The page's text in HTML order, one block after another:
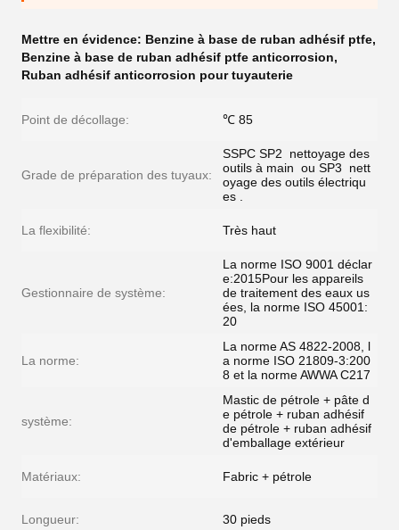
Mettre en évidence: Benzine à base de ruban adhésif ptfe,
Benzine à base de ruban adhésif ptfe anticorrosion,
Ruban adhésif anticorrosion pour tuyauterie
Point de décollage: ℃ 85
Grade de préparation des tuyaux:
SSPC SP2  nettoyage des
outils à main  ou SP3  nett
oyage des outils électriqu
es .
La flexibilité: Très haut
Gestionnaire de système:
La norme ISO 9001 déclar
e:2015Pour les appareils
de traitement des eaux us
ées, la norme ISO 45001:
20
La norme:
La norme AS 4822-2008, l
a norme ISO 21809-3:200
8 et la norme AWWA C217
système:
Mastic de pétrole + pâte d
e pétrole + ruban adhésif
de pétrole + ruban adhésif
d'emballage extérieur
Matériaux: Fabric + pétrole
Longueur: 30 pieds